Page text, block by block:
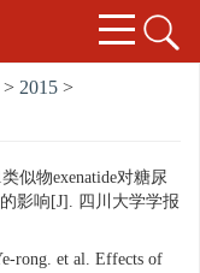
> 2015 >
似物exenatide对糖尿
影响[J]. 四川大学学报
rong. et al. Effects of